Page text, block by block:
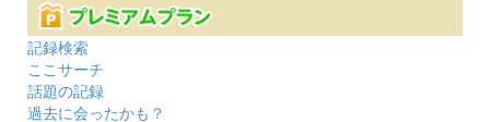
記録検索
ここサーチ
話題の記録
過去に会ったかも？